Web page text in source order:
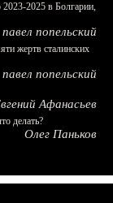
2025 в Болгарии,
павел попельский
жертв сталинских
павел попельский
Афанасьев
делать?
Олег Паньков